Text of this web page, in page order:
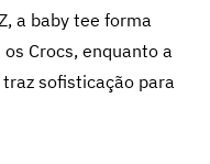
a baby tee forma
Crocs, enquanto a
sofisticação para